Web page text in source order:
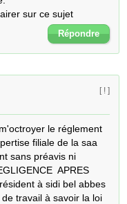
sur ce sujet
Répondre
[ ! ]
le réglement
filiale de la saa
sans préavis ni
APRES
à sidi bel abbes
travail à savoir la loi